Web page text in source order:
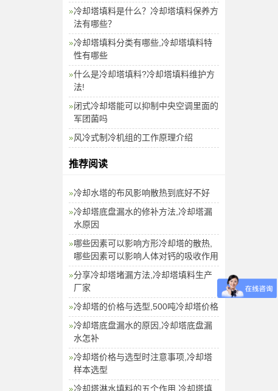
冷却塔填料是什么？冷却塔填料保养方
法有哪些？
冷却塔填料分类有哪些,冷却塔填料特
性有哪些
什么是冷却塔填料?冷却塔填料维护方
法!
闭式冷却塔能可以抑制中央空调里面的
军团菌吗
风冷式制冷机组的工作原理介绍
推荐阅读
冷却水塔的布风影响散热到底好不好
冷却塔底盘漏水的修补方法,冷却塔漏
水原因
哪些因素可以影响方形冷却塔的散热,
哪些因素可以影响人体对钙的吸收作用
分享冷却塔堵漏方法,冷却塔填料生产
厂家
冷却塔的价格与选型,500吨冷却塔价格
冷却塔底盘漏水的原因,冷却塔底盘漏
水怎补
冷却塔价格与选型时注意事项,冷却塔
样本选型
冷却塔淋水填料的五个作用,冷却塔填